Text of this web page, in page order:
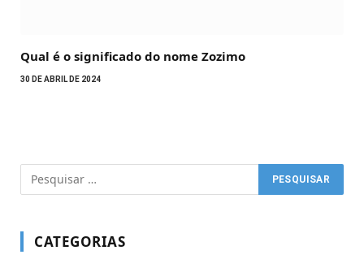
Qual é o significado do nome Zozimo
30 DE ABRIL DE 2024
CATEGORIAS